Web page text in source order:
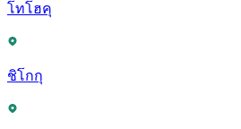
โทโฮคุ
ชิโกกุ